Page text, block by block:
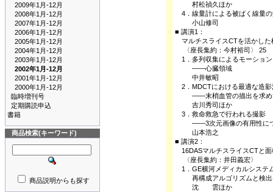
2009年1月-12月
2008年1月-12月
2007年1月-12月
2006年1月-12月
2005年1月-12月
2004年1月-12月
2003年1月-12月
2002年1月-12月
2001年1月-12月
2000年1月-12月
臨時増刊号
定期購読申込
書籍
商品検索(キーワード)
商品説明からも探す
村松禎久ほか
4．線量計による被ばく線量
小山修司
■ 講演1：
マルチスライスCTを活かした
〈座長集約：今村裕司〉 25
1．多列収集によるモーショ
――心臓領域
中井敏昭
2．MDCTにおける最適な造影
――末梢血管の描出を求め
吉川秀司ほか
3．救命救急で行われる撮影
――3次元画像の有用性に
山本浩之
■ 講演2：
16DASマルチスライスCTと
〈座長集約：井田義宏〉
1．GE横河メディカルシステ
再構成アルゴリズムと検出
沈 雲ほか